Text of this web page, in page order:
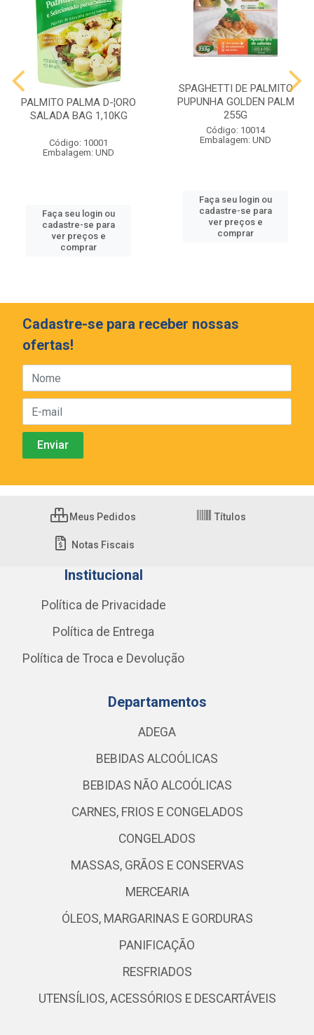
PALMITO PALMA D-¦ORO
SALADA BAG 1,10KG
Código: 10001
Embalagem: UND
Faça seu login ou
cadastre-se para
ver preços e
comprar
SPAGHETTI DE PALMITO
PUPUNHA GOLDEN PALM
255G
Código: 10014
Embalagem: UND
Faça seu login ou
cadastre-se para
ver preços e
comprar
Cadastre-se para receber nossas
ofertas!
Meus Pedidos Títulos
Notas Fiscais
Institucional
Política de Privacidade
Política de Entrega
Política de Troca e Devolução
Departamentos
ADEGA
BEBIDAS ALCOÓLICAS
BEBIDAS NÃO ALCOÓLICAS
CARNES, FRIOS E CONGELADOS
CONGELADOS
MASSAS, GRÃOS E CONSERVAS
MERCEARIA
ÓLEOS, MARGARINAS E GORDURAS
PANIFICAÇÃO
RESFRIADOS
UTENSÍLIOS, ACESSÓRIOS E DESCARTÁVEIS